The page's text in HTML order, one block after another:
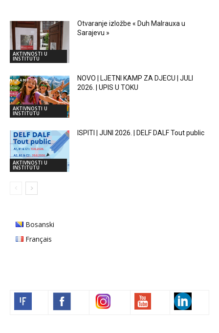
AKTIVNOSTI U
INSTITUTU
Otvaranje izložbe « Duh Malrauxa u
Sarajevu »
AKTIVNOSTI U
INSTITUTU
NOVO | LJETNI KAMP ZA DJECU | JULI
2026. | UPIS U TOKU
AKTIVNOSTI U
INSTITUTU
ISPITI | JUNI 2026. | DELF DALF Tout public
Bosanski
Français